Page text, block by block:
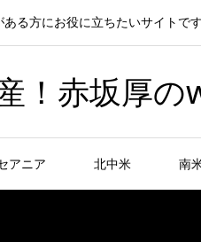
る方にお役に立ちたいサイトで
！赤坂厚
アニア 北中米 南